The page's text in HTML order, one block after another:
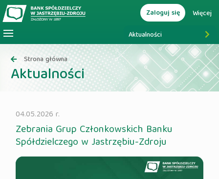
Aktualności
Zaloguj się Więcej
Strona główna
Aktualności
04.05.2026 r.
Zebrania Grup Członkowskich Banku
Spółdzielczego w Jastrzębiu-Zdroju